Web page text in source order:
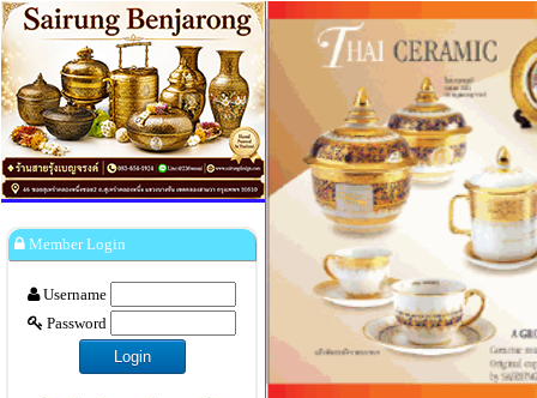
Member Login
Username
Password